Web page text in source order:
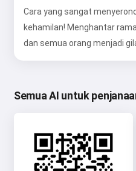
Cara yang sangat
kehamilan! Menghantar
dan semua orang menjadi
Semua AI untuk